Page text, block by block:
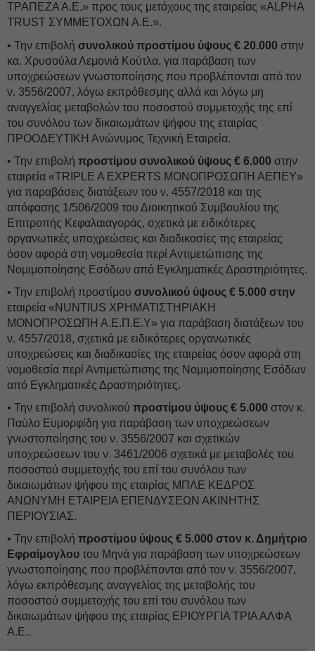
ΤΡΑΠΕΖΑ Α.Ε.» προς τους μετόχους της εταιρείας «ALPHA
TRUST ΣΥΜΜΕΤΟΧΩΝ Α.Ε.».
• Την επιβολή συνολικού προστίμου ύψους € 20.000 στην
κα. Χρυσούλα Λεμονιά Κούτλα, για παράβαση των
υποχρεώσεων γνωστοποίησης που προβλέπονται από τον
ν. 3556/2007, λόγω εκπρόθεσμης αλλά και λόγω μη
αναγγελίας μεταβολών του ποσοστού συμμετοχής της επί
του συνόλου των δικαιωμάτων ψήφου της εταιρίας
ΠΡΟΟΔΕΥΤΙΚΗ Ανώνυμος Τεχνική Εταιρεία.
• Την επιβολή προστίμου συνολικού ύψους € 6.000 στην
εταιρεία «TRIPLE A EXPERTS ΜΟΝΟΠΡΟΣΩΠΗ ΑΕΠΕΥ»
για παραβάσεις διατάξεων του ν. 4557/2018 και της
απόφασης 1/506/2009 του Διοικητικού Συμβουλίου της
Επιτροπής Κεφαλαιαγοράς, σχετικά με ειδικότερες
οργανωτικές υποχρεώσεις και διαδικασίες της εταιρείας
όσον αφορά στη νομοθεσία περί Αντιμετώπισης της
Νομιμοποίησης Εσόδων από Εγκληματικές Δραστηριότητες.
• Την επιβολή προστίμου συνολικού ύψους € 5.000 στην
εταιρεία «NUNTIUS ΧΡΗΜΑΤΙΣΤΗΡΙΑΚΗ
ΜΟΝΟΠΡΟΣΩΠΗ Α.Ε.Π.Ε.Υ» για παράβαση διατάξεων του
ν. 4557/2018, σχετικά με ειδικότερες οργανωτικές
υποχρεώσεις και διαδικασίες της εταιρείας όσον αφορά στη
νομοθεσία περί Αντιμετώπισης της Νομιμοποίησης Εσόδων
από Εγκληματικές Δραστηριότητες.
• Την επιβολή συνολικού προστίμου ύψους € 5.000 στον κ.
Παύλο Ευμορφίδη για παράβαση των υποχρεώσεων
γνωστοποίησης του ν. 3556/2007 και σχετικών
υποχρεώσεων του ν. 3461/2006 σχετικά με μεταβολές του
ποσοστού συμμετοχής του επί του συνόλου των
δικαιωμάτων ψήφου της εταιρίας ΜΠΛΕ ΚΕΔΡΟΣ
ΑΝΩΝΥΜΗ ΕΤΑΙΡΕΙΑ ΕΠΕΝΔΥΣΕΩΝ ΑΚΙΝΗΤΗΣ
ΠΕΡΙΟΥΣΙΑΣ.
• Την επιβολή προστίμου ύψους € 5.000 στον κ. Δημήτριο
Εφραίμογλου του Μηνά για παράβαση των υποχρεώσεων
γνωστοποίησης που προβλέπονται από τον ν. 3556/2007,
λόγω εκπρόθεσμης αναγγελίας της μεταβολής του
ποσοστού συμμετοχής του επί του συνόλου των
δικαιωμάτων ψήφου της εταιρίας ΕΡΙΟΥΡΓΙΑ ΤΡΙΑ ΑΛΦΑ
Α.Ε..